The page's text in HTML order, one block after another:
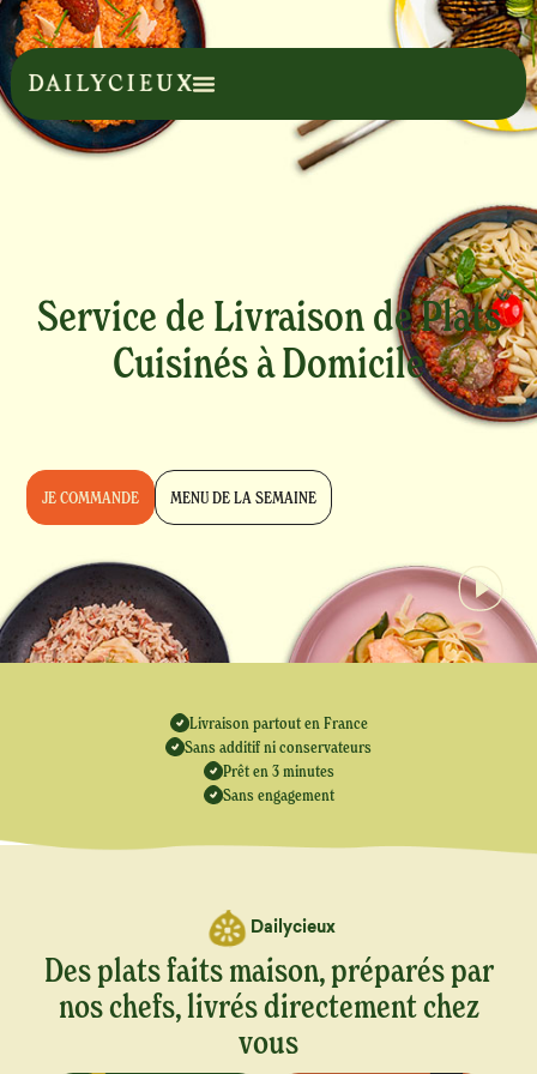
Service de Livraison de Plats
Cuisinés à Domicile
JE COMMANDE MENU DE LA SEMAINE
Livraison partout en France
Sans additif ni conservateurs
Prêt en 3 minutes
Sans engagement
Dailycieux
Des plats faits maison, préparés par
nos chefs, livrés directement chez
vous